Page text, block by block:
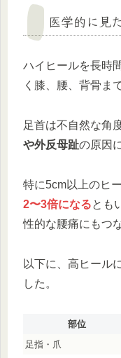
医学的に見
ハイヒールを長時
く膝、腰、背骨ま
足首は不自然な角
や外反母趾の原因
特に5cm以上のヒ
2〜3倍になるとも
性的な腰痛にもつ
以下に、高ヒール
した。
部位
足指・爪